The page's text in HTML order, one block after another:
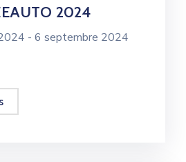
2024
- 6 septembre 2024